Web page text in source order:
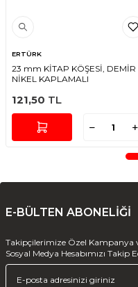
ERTÜRK
23 mm KİTAP KÖŞESİ, DEMİR
NİKEL KAPLAMALI
121,50 TL
E-BÜLTEN ABONELİĞİ
Takipçilerimize Özel Kampanya
Sosyal Medya Hesabımızı Takip